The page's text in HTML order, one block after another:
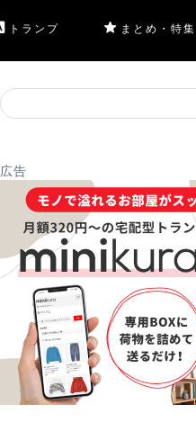
トランプ まとめ・特集
広告